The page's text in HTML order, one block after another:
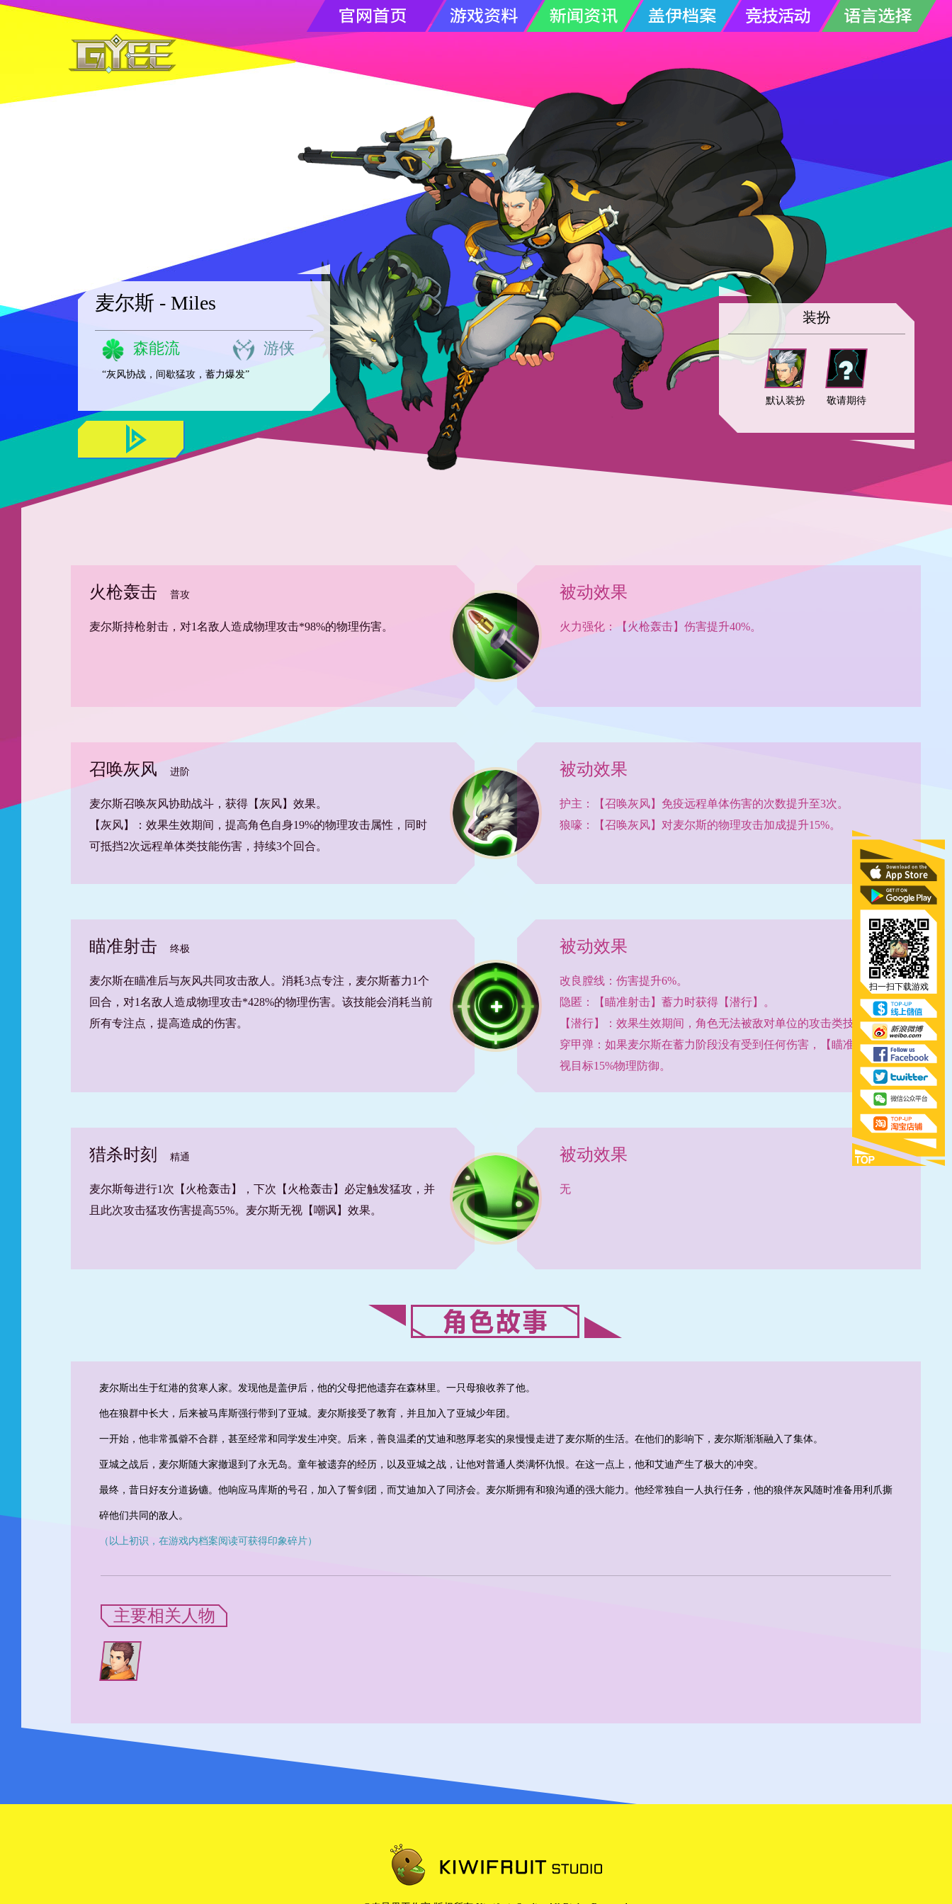
麦尔斯 - Miles
森能流 游侠
“灰风协战，间歇猛攻，蓄力爆发”
装扮
默认装扮 敬请期待
火枪轰击 普攻
麦尔斯持枪射击，对1名敌人造成物理攻击*98%的物理伤害。
被动效果
火力强化：【火枪轰击】伤害提升40%。
召唤灰风 进阶
麦尔斯召唤灰风协助战斗，获得【灰风】效果。
【灰风】：效果生效期间，提高角色自身19%的物理攻击属性，同时
可抵挡2次远程单体类技能伤害，持续3个回合。
被动效果
护主：【召唤灰风】免疫远程单体伤害的次数提升至3次。
狼嚎：【召唤灰风】对麦尔斯的物理攻击加成提升15%。
瞄准射击 终极
麦尔斯在瞄准后与灰风共同攻击敌人。消耗3点专注，麦尔斯蓄力1个
回合，对1名敌人造成物理攻击*428%的物理伤害。该技能会消耗当前
所有专注点，提高造成的伤害。
被动效果
改良膛线：伤害提升6%。
隐匿：【瞄准射击】蓄力时获得【潜行】。
【潜行】：效果生效期间，角色无法被敌对单位的攻击类技能选中。
穿甲弹：如果麦尔斯在蓄力阶段没有受到任何伤害，【瞄准射击】无
视目标15%物理防御。
猎杀时刻 精通
麦尔斯每进行1次【火枪轰击】，下次【火枪轰击】必定触发猛攻，并
且此次攻击猛攻伤害提高55%。麦尔斯无视【嘲讽】效果。
被动效果
无
麦尔斯出生于红港的贫寒人家。发现他是盖伊后，他的父母把他遗弃在森林里。一只母狼收养了他。
他在狼群中长大，后来被马库斯强行带到了亚城。麦尔斯接受了教育，并且加入了亚城少年团。
一开始，他非常孤僻不合群，甚至经常和同学发生冲突。后来，善良温柔的艾迪和憨厚老实的泉慢慢走进了麦尔斯的生活。在他们的影响下，麦尔斯渐渐融入了集体。
亚城之战后，麦尔斯随大家撤退到了永无岛。童年被遗弃的经历，以及亚城之战，让他对普通人类满怀仇恨。在这一点上，他和艾迪产生了极大的冲突。
最终，昔日好友分道扬镳。他响应马库斯的号召，加入了誓剑团，而艾迪加入了同济会。麦尔斯拥有和狼沟通的强大能力。他经常独自一人执行任务，他的狼伴灰风随时准备用利爪撕
碎他们共同的敌人。
（以上初识，在游戏内档案阅读可获得印象碎片）
主要相关人物
扫一扫下载游戏